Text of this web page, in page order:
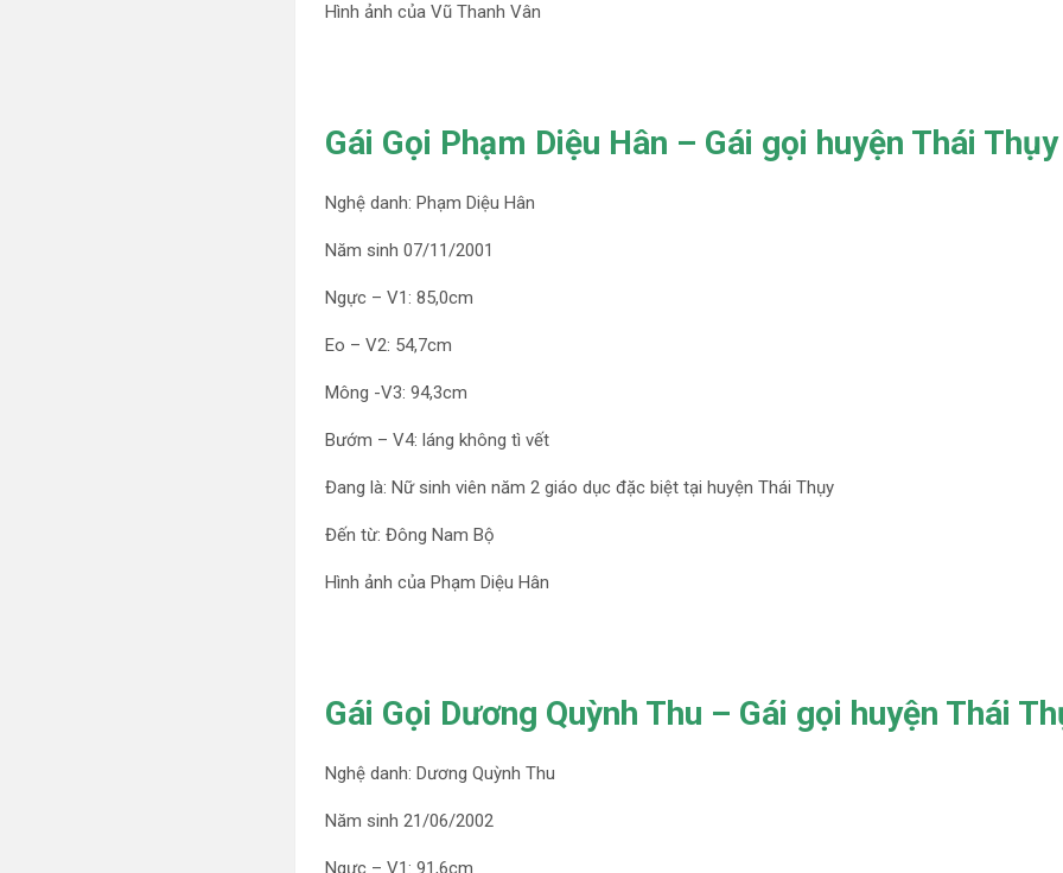
Hình ảnh của Vũ Thanh Vân
Gái Gọi Phạm Diệu Hân – Gái gọi huyện Thái Thụy
Nghệ danh: Phạm Diệu Hân
Năm sinh 07/11/2001
Ngực – V1: 85,0cm
Eo – V2: 54,7cm
Mông -V3: 94,3cm
Bướm – V4: láng không tì vết
Đang là: Nữ sinh viên năm 2 giáo dục đặc biệt tại huyện Thái Thụy
Đến từ: Đông Nam Bộ
Hình ảnh của Phạm Diệu Hân
Gái Gọi Dương Quỳnh Thu – Gái gọi huyện Thái
Nghệ danh: Dương Quỳnh Thu
Năm sinh 21/06/2002
Ngực – V1: 91,6cm